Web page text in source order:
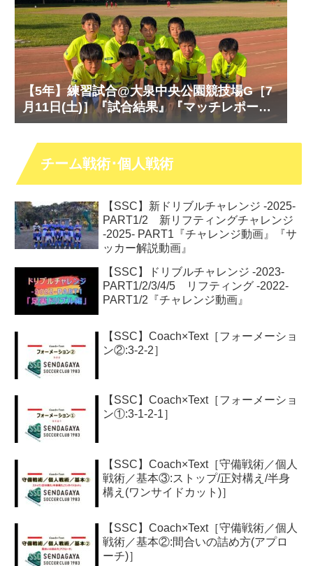
【5年】練習試合@大泉中央公園競技場G［7
月11日(土)］『試合結果』『マッチレポー
ト』『試合動画』
チーム戦術･個人戦術
【SSC】新ドリブルチャレンジ -2025-
PART1/2 新リフティングチャレンジ
-2025- PART1『チャレンジ動画』『サ
ッカー解説動画』
【SSC】ドリブルチャレンジ -2023-
PART1/2/3/4/5 リフティング -2022-
PART1/2『チャレンジ動画』
【SSC】Coach×Text［フォーメーショ
ン②:3-2-2］
【SSC】Coach×Text［フォーメーショ
ン①:3-1-2-1］
【SSC】Coach×Text［守備戦術／個人
戦術／基本③:ストップ/正対構え/半身
構え(ワンサイドカット)］
【SSC】Coach×Text［守備戦術／個人
戦術／基本②:間合いの詰め方(アプロ
ーチ)］